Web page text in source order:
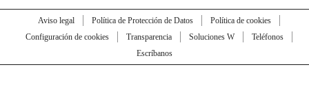
Aviso legal Política de Protección de Datos
Política de cookies
Configuración de cookies
Transparencia Soluciones W
Teléfonos
Escríbanos